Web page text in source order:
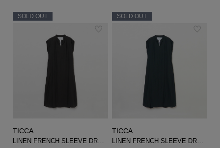
SOLD OUT
TICCA
LINEN FRENCH SLEEVE DRESS
SOLD OUT
TICCA
LINEN FRENCH SLEEVE DRESS